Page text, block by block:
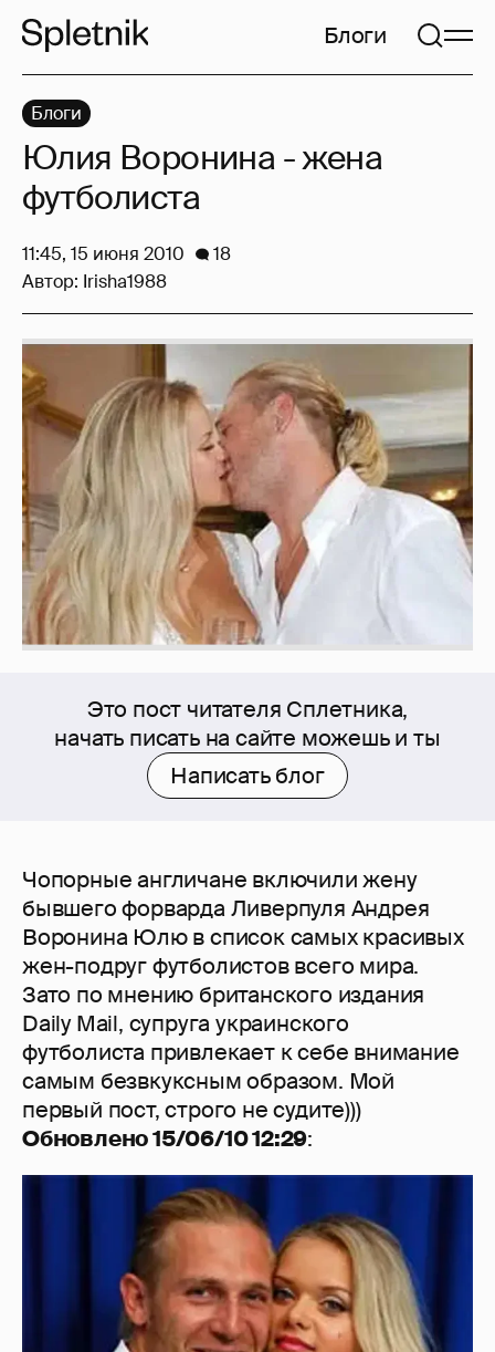
Блоги
Это пост читателя Сплетника,
начать писать на сайте можешь и ты
Написать блог
Чопорные англичане включили жену
бывшего форварда Ливерпуля Андрея
Воронина Юлю в список самых красивых
жен-подруг футболистов всего мира.
Зато по мнению британского издания
Daily Mail, супруга украинского
футболиста привлекает к себе внимание
самым безвкуксным образом. Мой
первый пост, строго не судите)))
Обновлено 15/06/10 12:29:
Блоги
Юлия Воронина - жена
футболиста
11:45, 15 июня 2010
18
Автор: Irisha1988